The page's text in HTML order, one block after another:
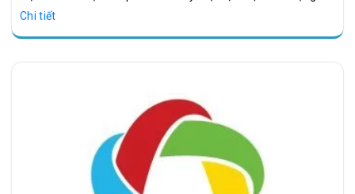
không còn là yếu tố duy nhất đảm bảo cho sự thành công
chứng kiến sự bùng nổ mạnh mẽ của làn sóng chuyển đổi…
Chi tiết